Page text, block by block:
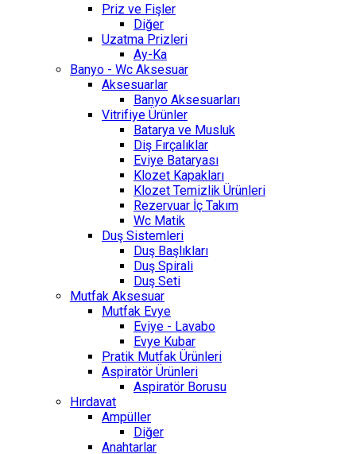
Priz ve Fişler
Diğer
Uzatma Prizleri
Ay-Ka
Banyo - Wc Aksesuar
Aksesuarlar
Banyo Aksesuarları
Vitrifiye Ürünler
Batarya ve Musluk
Diş Fırçalıklar
Eviye Bataryası
Klozet Kapakları
Klozet Temizlik Ürünleri
Rezervuar İç Takım
Wc Matik
Duş Sistemleri
Duş Başlıkları
Duş Spirali
Duş Seti
Mutfak Aksesuar
Mutfak Evye
Eviye - Lavabo
Evye Kubar
Pratik Mutfak Ürünleri
Aspiratör Ürünleri
Aspiratör Borusu
Hırdavat
Ampüller
Diğer
Anahtarlar